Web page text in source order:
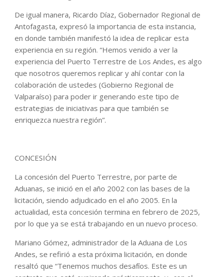
De igual manera, Ricardo Díaz, Gobernador Regional de
Antofagasta, expresó la importancia de esta instancia,
en donde también manifestó la idea de replicar esta
experiencia en su región. “Hemos venido a ver la
experiencia del Puerto Terrestre de Los Andes, es algo
que nosotros queremos replicar y ahí contar con la
colaboración de ustedes (Gobierno Regional de
Valparaíso) para poder ir generando este tipo de
estrategias de iniciativas para que también se
enriquezca nuestra región”.
CONCESIÓN
La concesión del Puerto Terrestre, por parte de
Aduanas, se inició en el año 2002 con las bases de la
licitación, siendo adjudicado en el año 2005. En la
actualidad, esta concesión termina en febrero de 2025,
por lo que ya se está trabajando en un nuevo proceso.
Mariano Gómez, administrador de la Aduana de Los
Andes, se refirió a esta próxima licitación, en donde
resaltó que “Tenemos muchos desafíos. Este es un